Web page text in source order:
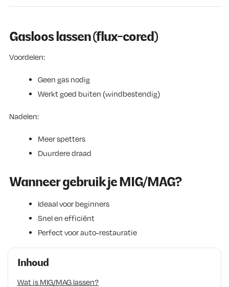
Inhoud
Wat is MIG/MAG lassen?
Gasloos lassen (flux-cored)
Voordelen:
Geen gas nodig
Werkt goed buiten (windbestendig)
Nadelen:
Meer spetters
Duurdere draad
Wanneer gebruik je MIG/MAG?
Ideaal voor beginners
Snel en efficiënt
Perfect voor auto-restauratie